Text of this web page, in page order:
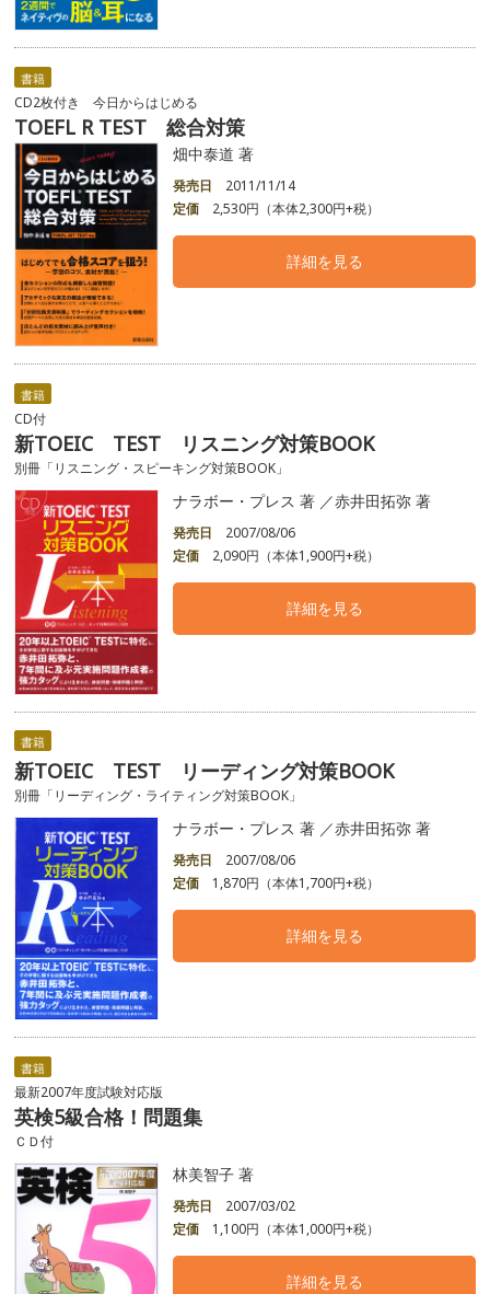
書籍
CD2枚付き 今日からはじめる
TOEFL R TEST 総合対策
畑中泰道 著
発売日
2011/11/14
定価
2,530円（本体2,300円+税）
詳細を見る
書籍
CD付
新TOEIC TEST リスニング対策BOOK
別冊「リスニング・スピーキング対策BOOK」
ナラボー・プレス 著 ／赤井田拓弥 著
発売日
2007/08/06
定価
2,090円（本体1,900円+税）
詳細を見る
書籍
新TOEIC TEST リーディング対策BOOK
別冊「リーディング・ライティング対策BOOK」
ナラボー・プレス 著 ／赤井田拓弥 著
発売日
2007/08/06
定価
1,870円（本体1,700円+税）
詳細を見る
書籍
最新2007年度試験対応版
英検5級合格！問題集
ＣＤ付
林美智子 著
発売日
2007/03/02
定価
1,100円（本体1,000円+税）
詳細を見る